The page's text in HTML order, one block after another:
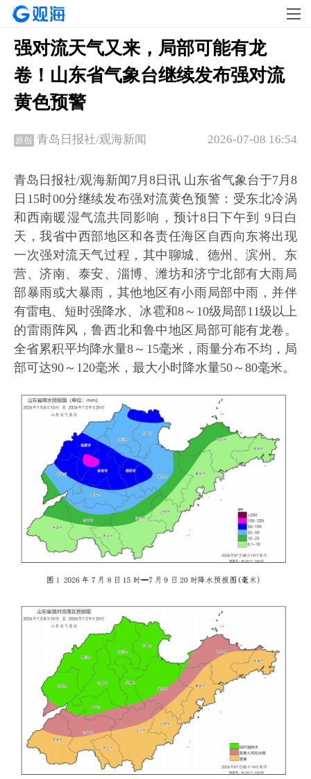
强对流天气又来，局部可能有龙
卷！山东省气象台继续发布强对流
黄色预警
原创 2026-07-08 16:54
青岛日报社/观海新闻
青岛日报社/观海新闻7月8日讯 山东省气象台于7月8
日15时00分继续发布强对流黄色预警：受东北冷涡
和西南暖湿气流共同影响，预计8日下午到 9日白
天，我省中西部地区和各责任海区自西向东将出现
一次强对流天气过程，其中聊城、德州、滨州、东
营、济南、泰安、淄博、潍坊和济宁北部有大雨局
部暴雨或大暴雨，其他地区有小雨局部中雨，并伴
有雷电、短时强降水、冰雹和8～10级局部11级以上
的雷雨阵风，鲁西北和鲁中地区局部可能有龙卷。
全省累积平均降水量8～15毫米，雨量分布不均，局
部可达90～120毫米，最大小时降水量50～80毫米。